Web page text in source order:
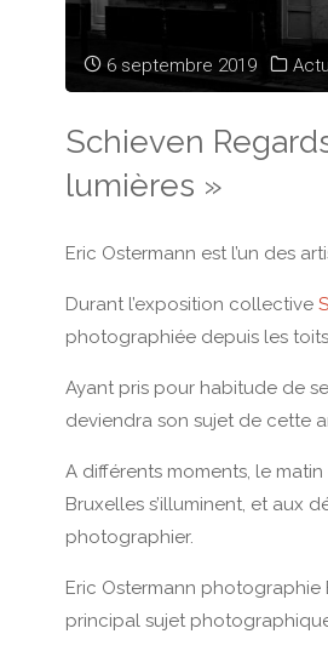
6 septembre 2019
Schieven
lumières »
Eric Ostermann est l’un des
Durant l’exposition collective
photographiée depuis les
Ayant pris pour habitude de
deviendra son sujet de cette
A différents moments, le
Bruxelles s’illuminent, et aux
photographier.
Eric Ostermann photographie
principal sujet